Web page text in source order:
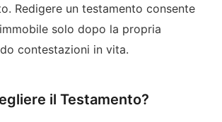
Redigere un testamento consente
solo dopo la propria
contestazioni in vita.
il Testamento?